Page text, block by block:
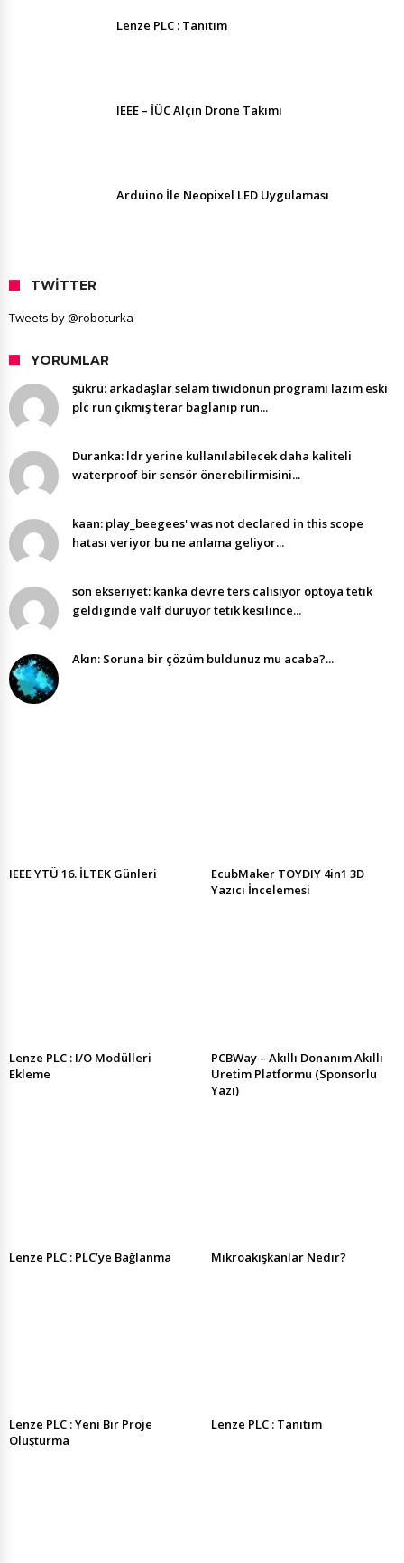
Lenze PLC : Tanıtım
IEEE – İÜC Alçin Drone Takımı
Arduino İle Neopixel LED Uygulaması
TWITTER
Tweets by @roboturka
YORUMLAR
şükrü: arkadaşlar selam tiwidonun programı lazım eski
plc run çıkmış terar baglanıp run...
Duranka: ldr yerine kullanılabilecek daha kaliteli
waterproof bir sensör önerebilirmisini...
kaan: play_beegees' was not declared in this scope
hatası veriyor bu ne anlama geliyor...
son ekserıyet: kanka devre ters calısıyor optoya tetık
geldıgınde valf duruyor tetık kesılınce...
Akın: Soruna bir çözüm buldunuz mu acaba?...
IEEE YTÜ 16. İLTEK Günleri
EcubMaker TOYDIY 4in1 3D
Yazıcı İncelemesi
Lenze PLC : I/O Modülleri
Ekleme
PCBWay – Akıllı Donanım Akıllı
Üretim Platformu (Sponsorlu
Yazı)
Lenze PLC : PLC’ye Bağlanma Mikroakışkanlar Nedir?
Lenze PLC : Yeni Bir Proje
Oluşturma
Lenze PLC : Tanıtım